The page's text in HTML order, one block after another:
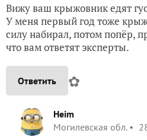
Вижу ваш крыжовник едят
У меня первый год тоже
силу набирал, потом попёр,
что вам ответят эксперты.
Ответить ✿
Heim
Могилевская обл.